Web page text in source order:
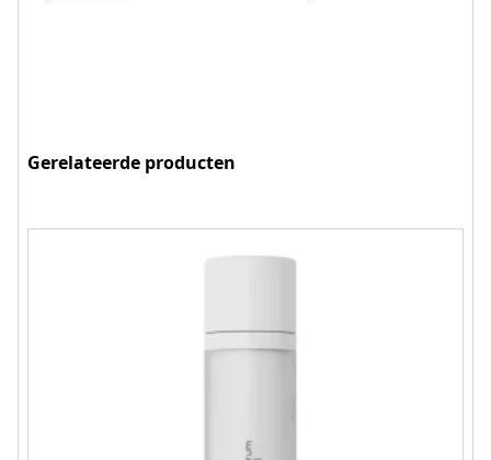
Gerelateerde producten